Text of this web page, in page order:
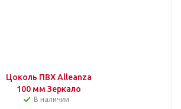
Цоколь ПВХ Alleanza
100 мм Зеркало
В наличии